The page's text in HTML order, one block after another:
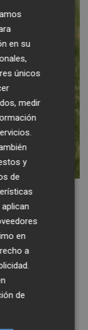
de
de
que
es una
en su
únicos
medir
y
de
en
a
.
de